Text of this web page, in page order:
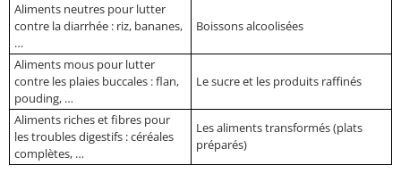
Aliments neutres pour lutter
contre la diarrhée : riz, bananes,
…
Boissons alcoolisées
Aliments mous pour lutter
contre les plaies buccales : flan,
pouding, …
Le sucre et les produits raffinés
Aliments riches et fibres pour
les troubles digestifs : céréales
complètes, …
Les aliments transformés (plats
préparés)